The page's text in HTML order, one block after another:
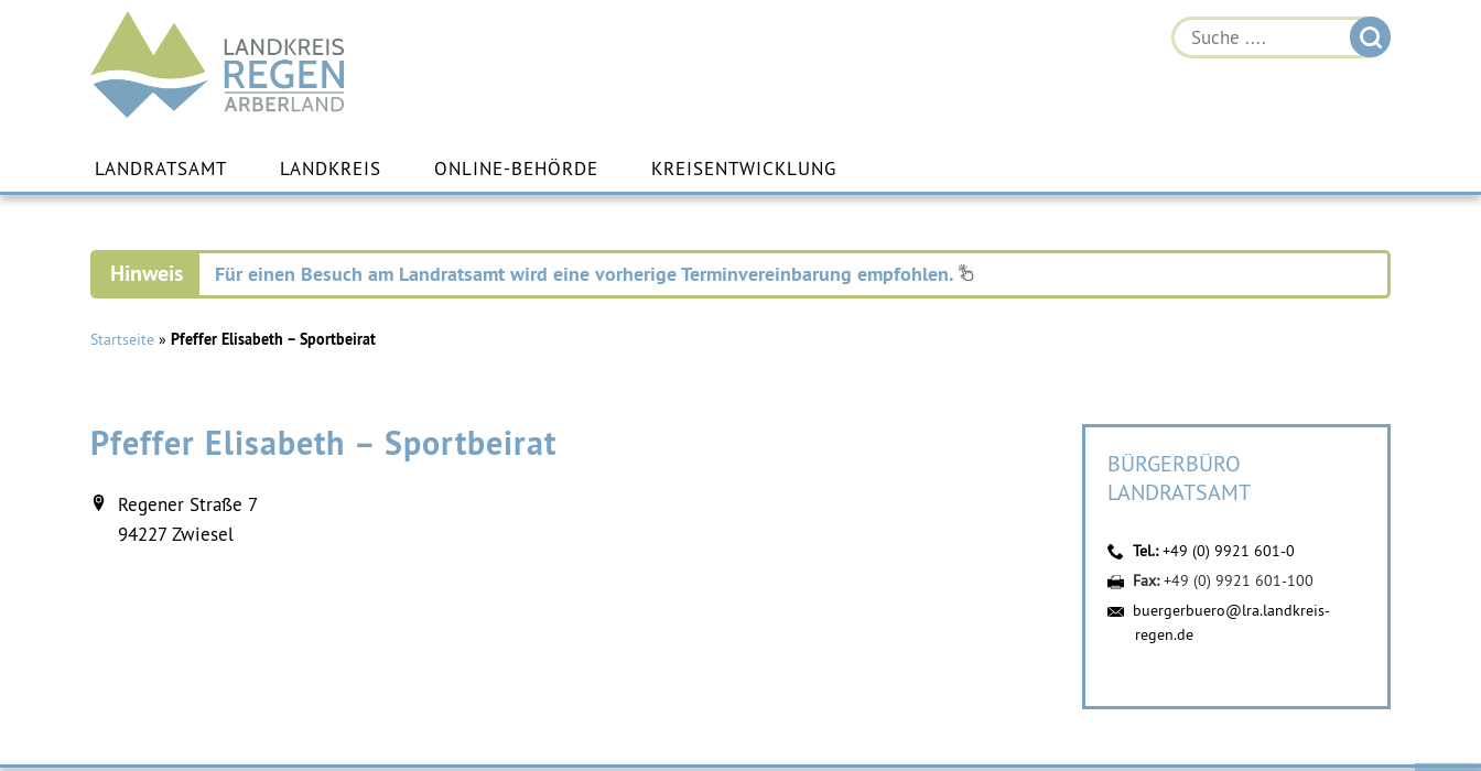
Landkreis
Regen
Inhalt
springen
LANDRATSAMT LANDKREIS ONLINE-BEHÖRDE KREISENTWICKLUNG
Für einen Besuch am Landratsamt wird eine vorherige Terminvereinbarung empfohlen.
Startseite » Pfeffer Elisabeth – Sportbeirat
Pfeffer Elisabeth – Sportbeirat
Regener Straße 7
94227 Zwiesel
BÜRGERBÜRO
LANDRATSAMT
Tel.:+49 (0) 9921 601-0
Fax:+49 (0) 9921 601-100
buergerbuero@lra.landkreis-
regen.de